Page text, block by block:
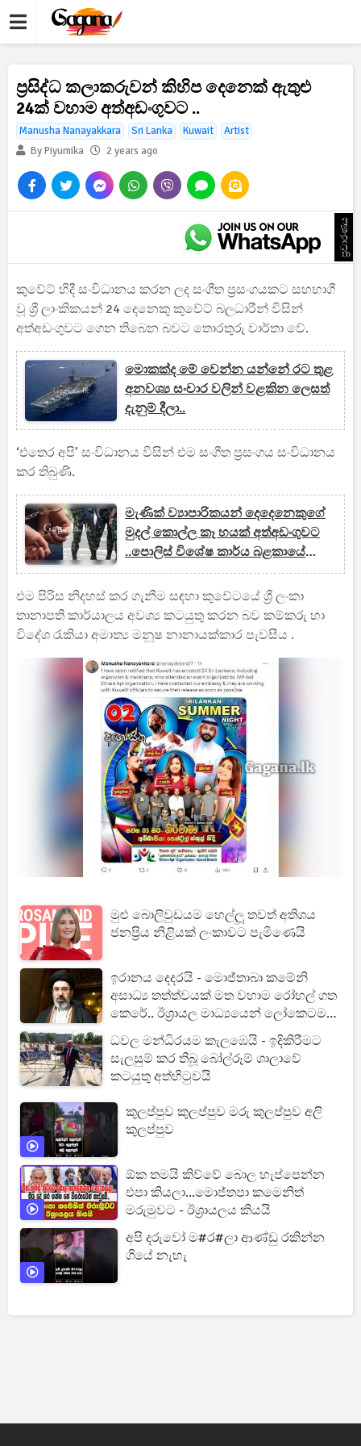
ප්‍රසිද්ධ කලාකරුවන් කිහිප දෙනෙක් ඇතුළු
24ක් වහාම අත්අඩංගුවට ..
Manusha Nanayakkara Sri Lanka Kuwait
Artist
By Piyumika
2 years ago
ප්‍රචාරණය
කුවේට් හිදී සංවිධානය කරන ලද සංගීත ප්‍රසංගයකට සහභාගී
වූ ශ්‍රී ලාංකිකයන් 24 දෙනෙකු කුවේට් බලධාරීන් විසින්
අත්අඩංගුවට ගෙන තිබෙන බවට තොරතුරු වාර්තා වේ.
මොකක්ද මේ වෙන්න යන්නේ රට තුළ
අනවශ්‍ය සංචාර වලින් වළකින ලෙසත්
දැනුම් දීලා..
‘එතෙර අපි’ සංවිධානය විසින් එම සංගීත ප්‍රසංගය සංවිධානය
කර තිබුණි.
මැණික් ව්‍යාපාරිකයන් දෙදෙනෙකුගේ
මුදල් කොල්ල කෑ හයක් අත්අඩංගුවට
..පොලිස් විශේෂ කාර්ය බළකායේ
නිලධාරීන් දෙදෙනකුත් ඒ අතර..
එම පිරිස නිදහස් කර ගැනීම සඳහා කුවේටයේ ශ්‍රී ලංකා
තානාපති කාර්යාලය අවශ්‍ය කටයුතු කරන බව කම්කරු හා
විදේශ රැකියා අමාත්‍ය මනූෂ නානායක්කාර පැවසීය .
මුළු බොලිවුඩයම හෙල්ලූ තවත් අතිශය
ජනප්‍රිය නිළියක් ලංකාවට පැමිණෙයි
ඉරානය දෙදරයි - මොජ්තාබා කමේනි
අසාධ්‍ය තත්ත්වයක් මත වහාම රෝහල් ගත
කෙරේ.. ඊශ්‍රායල මාධ්‍යයෙන් ලෝකෙටම
හෙළිදරව්වක්
ධවල මන්ධිරයම කැලඹෙයි - ඉදිකිරීමට
සැලසුම් කර තිබූ බෝල්රූම් ශාලාවේ
කටයුතු අත්හිටුවයි
කුලප්පුව කුලප්පුව මරු කුලප්පුව අලි
කුලප්පුව
ඕක තමයි කිව්වේ බොල හැප්පෙන්න
එපා කියලා...මොජ්තපා කමෙනිත්
මරුමුවට - ඊශ්‍රායලය කියයි
අපි දරුවෝ ම#ර#ලා ආණ්ඩු රකින්න
ගියේ නැහැ